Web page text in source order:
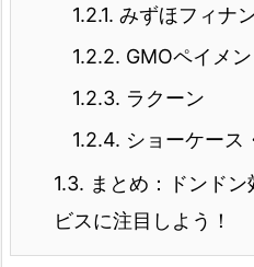
1.2.1. みずほフィナ
1.2.2. GMOペイメ
1.2.3. ラクーン
1.2.4. ショーケース
1.3. まとめ：ドンド
ビスに注目しよう！